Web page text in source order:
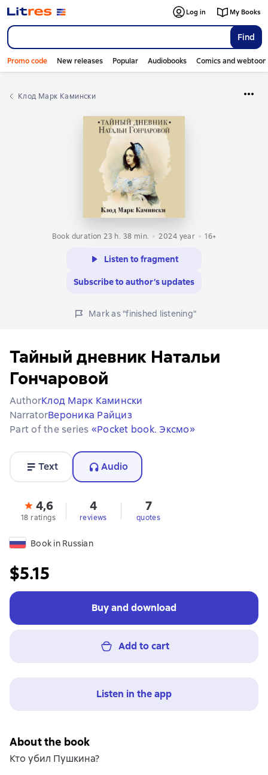
Find
Log in My Books
Promo code New releases Popular Audiobooks Comics and
Клод Марк Камински
Book duration 23 h. 38 min. 2024 year 16+
Listen to fragment
Subscribe to author’s updates
Mark as "finished listening"
Тайный дневник Натальи
Гончаровой
AuthorКлод Марк Камински
NarratorВероника Райциз
Part of the series «Pocket book. Эксмо»
Text Audio
4,6
18 ratings
4
reviews
7
quotes
Book in Russian
$5.15
Buy and download
Add to cart
Listen in the app
About the book
Кто убил Пушкина?